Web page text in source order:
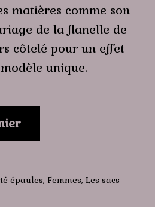
matières comme son
de la flanelle de
côtelé pour un effet
unique.
épaules, Femmes,Les sacs